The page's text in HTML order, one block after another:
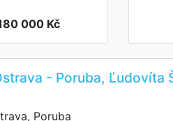
000 Kč
- Poruba, Ľudovíta
Poruba